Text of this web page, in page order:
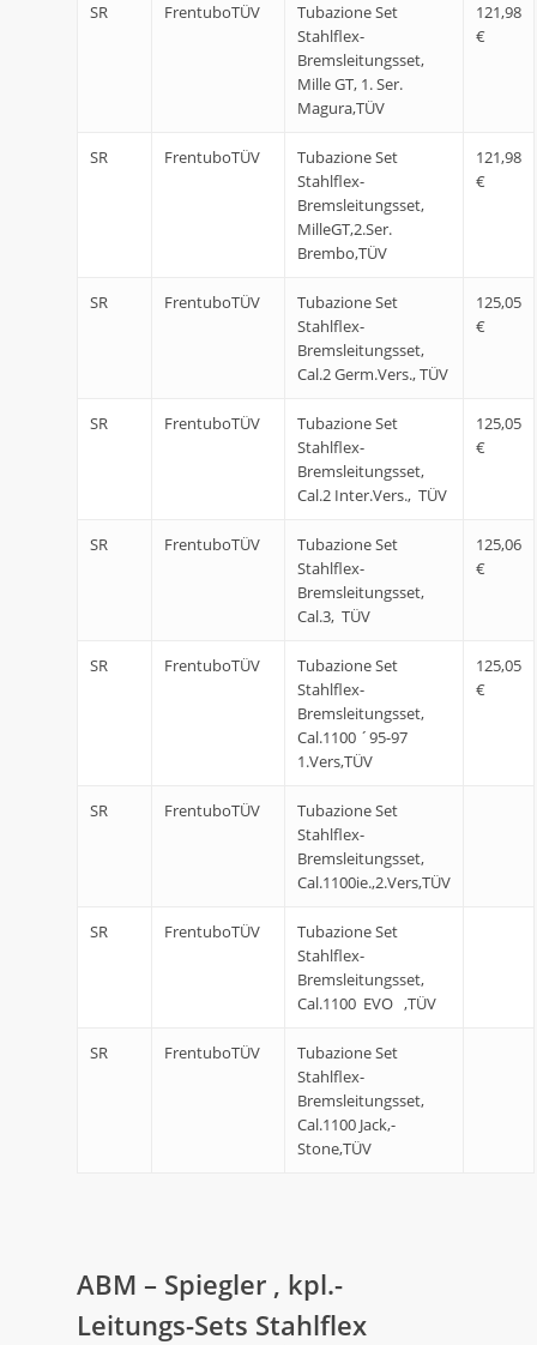
SR FrentuboTÜV
Tubazione Set
Stahlflex-
Bremsleitungsset,
Mille GT, 1. Ser.
Magura,TÜV
121,98
€
SR FrentuboTÜV
Tubazione Set
Stahlflex-
Bremsleitungsset,
MilleGT,2.Ser.
Brembo,TÜV
121,98
€
SR FrentuboTÜV
Tubazione Set
Stahlflex-
Bremsleitungsset,
Cal.2 Germ.Vers., TÜV
125,05
€
SR FrentuboTÜV
Tubazione Set
Stahlflex-
Bremsleitungsset,
Cal.2 Inter.Vers., TÜV
125,05
€
SR FrentuboTÜV
Tubazione Set
Stahlflex-
Bremsleitungsset,
Cal.3, TÜV
125,06
€
SR FrentuboTÜV
Tubazione Set
Stahlflex-
Bremsleitungsset,
Cal.1100 ´95-97
1.Vers,TÜV
125,05
€
SR FrentuboTÜV
Tubazione Set
Stahlflex-
Bremsleitungsset,
Cal.1100ie.,2.Vers,TÜV
SR FrentuboTÜV
Tubazione Set
Stahlflex-
Bremsleitungsset,
Cal.1100 EVO ,TÜV
SR FrentuboTÜV
Tubazione Set
Stahlflex-
Bremsleitungsset,
Cal.1100 Jack,-
Stone,TÜV
ABM – Spiegler , kpl.-
Leitungs-Sets Stahlflex